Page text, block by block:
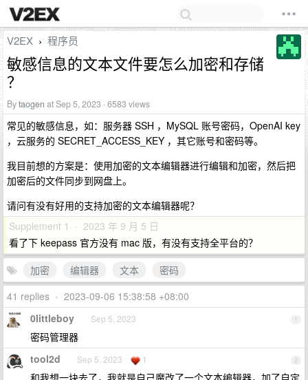
V2EX › 程序员
敏感信息的文本文件要怎么加密和存储
？
Bytaogen at Sep 5, 2023 · 6583 views
常见的敏感信息，如：服务器 SSH ，MySQL 账号密码，OpenAI key
，云服务的 SECRET_ACCESS_KEY ，其它账号和密码等。
我目前想的方案是：使用加密的文本编辑器进行编辑和加密，然后把
加密后的文件同步到网盘上。
请问有没有好用的支持加密的文本编辑器呢？
Supplement 1 · 2023 年 9 月 5 日
看了下 keepass 官方没有 mac 版，有没有支持全平台的？
加密
编辑器 文本
密码
41 replies • 2023-09-06 15:38:58 +08:00
1
0littleboy Sep 5, 2023
密码管理器
2
tool2d Sep 5, 2023 1
和我想一块去了，我就是自己魔改了一个文本编辑器，加了自定